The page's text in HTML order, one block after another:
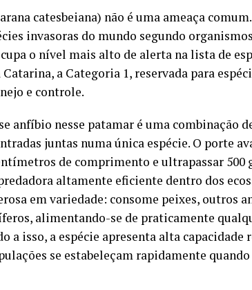
catesbeiana) não é uma ameaça
invasoras do mundo segundo
o nível mais alto de alerta na lista de
Catarina, a Categoria 1, reservada para
e controle.
anfíbio nesse patamar é uma combinação
juntas numa única espécie. O porte
de comprimento e ultrapassar 500
altamente eficiente dentro dos
em variedade: consome peixes, outros
alimentando-se de praticamente
a isso, a espécie apresenta alta
se estabeleçam rapidamente